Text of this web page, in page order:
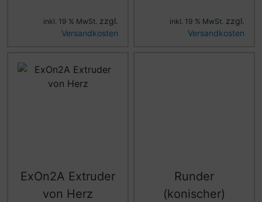
inkl. 19 % MwSt. zzgl.
Versandkosten
inkl. 19 % MwSt. zzgl.
Versandkosten
ExOn2A Extruder
von Herz
Runder
(konischer)